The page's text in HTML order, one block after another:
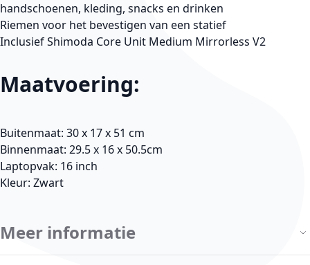
handschoenen, kleding, snacks en drinken
Riemen voor het bevestigen van een statief
Inclusief Shimoda Core Unit Medium Mirrorless V2
Maatvoering:
Buitenmaat: 30 x 17 x 51 cm
Binnenmaat: 29.5 x 16 x 50.5cm
Laptopvak: 16 inch
Kleur: Zwart
Meer informatie